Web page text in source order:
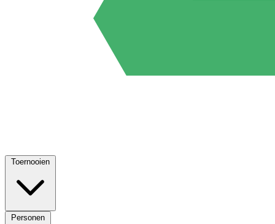
Toernooien
Personen